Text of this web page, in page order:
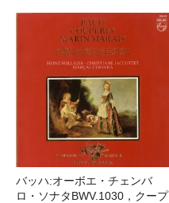
バッハ:オーボエ・チェンバ
ロ・ソナタBWV.1030，クープ